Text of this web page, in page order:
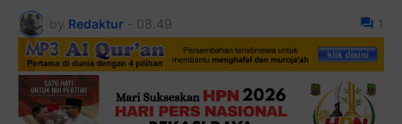
by Redaktur - 08.49 1